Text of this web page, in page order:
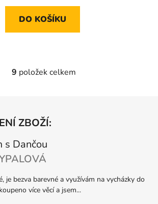
DO KOŠÍKU
O
d
c
í
p
r
v
9 položek celkem
ZBOŽÍ:
s Dančou
je 5 z 5 hvězdiček.
je bezva barevné a využívám na vycházky do
více věcí a jsem...